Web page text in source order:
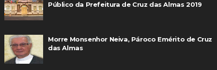
Público da Prefeitura de Cruz das Almas 2019
Morre Monsenhor Neiva, Pároco Emérito de Cruz
das Almas